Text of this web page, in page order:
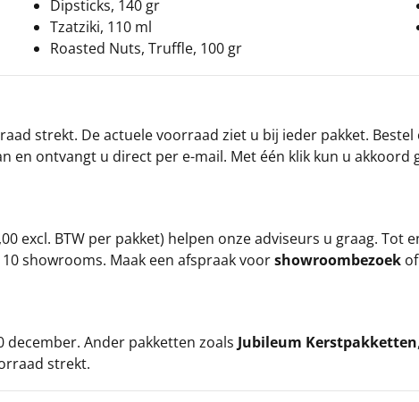
Dipsticks, 140 gr
Tzatziki, 110 ml
Roasted Nuts, Truffle, 100 gr
strekt. De actuele voorraad ziet u bij ieder pakket.
en ontvangt u direct per e-mail. Met één klik kun u akkoord
excl. BTW per pakket) helpen onze adviseurs u graag.
showrooms. Maak een afspraak voorshowroombezoek
december. Ander pakketten zoals Jubileum Kerstpakketten,
strekt.